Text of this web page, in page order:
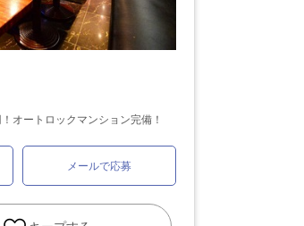
オートロックマンション完備！
メールで応募